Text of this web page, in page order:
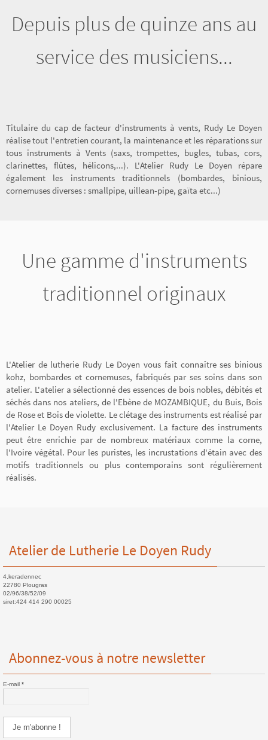
Depuis plus de quinze ans au
service des musiciens...
Titulaire du cap de facteur d'instruments à vents, Rudy Le Doyen
réalise tout l'entretien courant, la maintenance et les réparations sur
tous instruments à Vents (saxs, trompettes, bugles, tubas, cors,
clarinettes, flûtes, hélicons,...). L'Atelier Rudy Le Doyen répare
également les instruments traditionnels (bombardes, binious,
cornemuses diverses : smallpipe, uillean-pipe, gaïta etc...)
Une gamme d'instruments
traditionnel originaux
L'Atelier de lutherie Rudy Le Doyen vous fait connaître ses binious
kohz, bombardes et cornemuses, fabriqués par ses soins dans son
atelier. L'atelier a sélectionné des essences de bois nobles, débités et
séchés dans nos ateliers, de l'Ebène de MOZAMBIQUE, du Buis, Bois
de Rose et Bois de violette. Le clétage des instruments est réalisé par
l'Atelier Le Doyen Rudy exclusivement. La facture des instruments
peut être enrichie par de nombreux matériaux comme la corne,
l'Ivoire végétal. Pour les puristes, les incrustations d'étain avec des
motifs traditionnels ou plus contemporains sont régulièrement
réalisés.
Atelier de Lutherie Le Doyen Rudy
4,keradennec
22780 Plougras
02/96/38/52/09
siret:424 414 290 00025
Abonnez-vous à notre newsletter
E-mail *